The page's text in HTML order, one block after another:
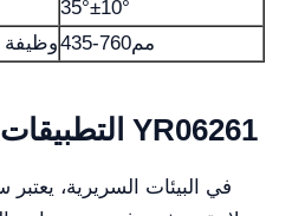
35°±10°
وظيفة
435-760مم
التطبيقات السريرية لنموذج YR06261
في البيئات السريرية،